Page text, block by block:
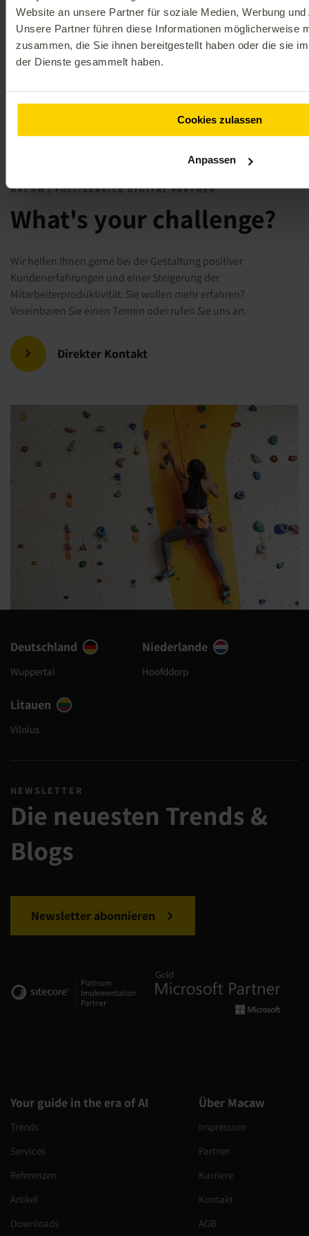
Website an unsere Partner für soziale Medien, Werbung
Unsere Partner führen diese Informationen möglicherweise
zusammen, die Sie ihnen bereitgestellt haben oder die sie
der Dienste gesammelt haben.
Cookies zulassen
Anpassen
Hub von Sitecore.
Mehr erfahren
Transformation
teilhaben zu lassen.
MACAW | FULL-SERVICE DIGITAL PARTNER
What's your challenge?
Wir helfen Ihnen gerne bei der Gestaltung positiver
Kundenerfahrungen und einer Steigerung der
Mitarbeiterproduktivität. Sie wollen mehr erfahren?
Vereinbaren Sie einen Termin oder rufen Sie uns an.
Direkter Kontakt
Deutschland
Wuppertal
Niederlande
Hoofddorp
Litauen
Vilnius
NEWSLETTER
Die neuesten Trends &
Blogs
Newsletter abonnieren
Your guide in the era of AI
Trends
Services
Referenzen
Artikel
Downloads
Über Macaw
Impressum
Partner
Karriere
Kontakt
AGB